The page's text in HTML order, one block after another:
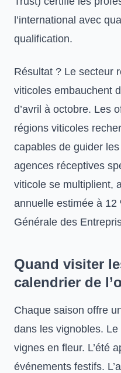
l’international avec
qualification.
Résultat ? Le secteur
viticoles embauchent
d’avril à octobre. Les
régions viticoles
capables de guider
agences réceptives
viticole se multiplient,
annuelle estimée à 12
Générale des
Quand visiter
calendrier de
Chaque saison offre
dans les vignobles.
vignes en fleur. L’été
événements festifs.